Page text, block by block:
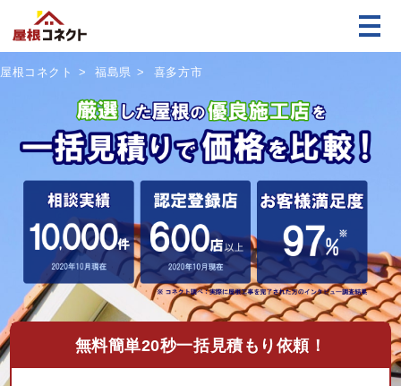
屋根コネクト 福島県 喜多方市
無料簡単20秒一括見積もり依頼！